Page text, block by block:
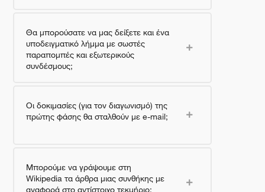
Θα μπορούσατε να μας δείξετε και ένα
υποδειγματικό λήμμα με σωστές
παραπομπές και εξωτερικούς
συνδέσμους;
Οι δοκιμασίες (για τον διαγωνισμό) της
πρώτης φάσης θα σταλθούν με e-mail;
Μπορούμε να γράψουμε στη
Wikipedia τα άρθρα μιας συνθήκης με
αναφορά στο αντίστοιχο τεκμήριο;